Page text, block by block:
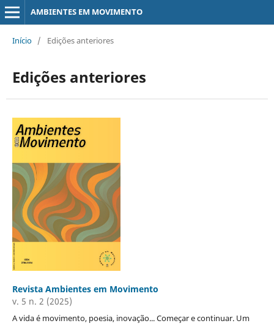
AMBIENTES EM MOVIMENTO
Início / Edições anteriores
Edições anteriores
Revista Ambientes em Movimento
v. 5 n. 2 (2025)
A vida é movimento, poesia, inovação... Começar e continuar. Um